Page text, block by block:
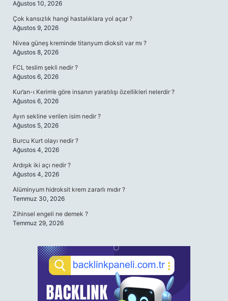
Ağustos 10, 2026
Çok kansızlık hangi hastalıklara yol açar ?
Ağustos 9, 2026
Nivea güneş kreminde titanyum dioksit var mı ?
Ağustos 8, 2026
FCL teslim şekli nedir ?
Ağustos 6, 2026
Kur’an-ı Kerim’e göre insanın yaratılışı özellikleri nelerdir ?
Ağustos 6, 2026
Ayın sekline verilen isim nedir ?
Ağustos 5, 2026
Burcu Kurt olayı nedir ?
Ağustos 4, 2026
Ardışık iki açı nedir ?
Ağustos 4, 2026
Alüminyum hidroksit krem zararlı mıdır ?
Temmuz 30, 2026
Zihinsel engeli ne demek ?
Temmuz 29, 2026